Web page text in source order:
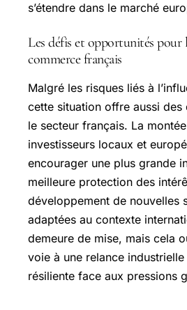
s’étendre dans le marché
Les défis et opportunités pour
commerce français
Malgré les risques liés à
cette situation offre aussi
le secteur français. La
investisseurs locaux et
encourager une plus grande
meilleure protection des
développement de nouvelles
adaptées au contexte
demeure de mise, mais cela
voie à une relance
résiliente face aux pressions